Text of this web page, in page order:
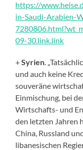
https://
in-Saudi-Arabien-
09-30.link.link
+Syrien .
und auch keine
souveräne
Einmischung, bei
Wirtschafts- und
den letzten Jahren
China, Russland
libanesischen